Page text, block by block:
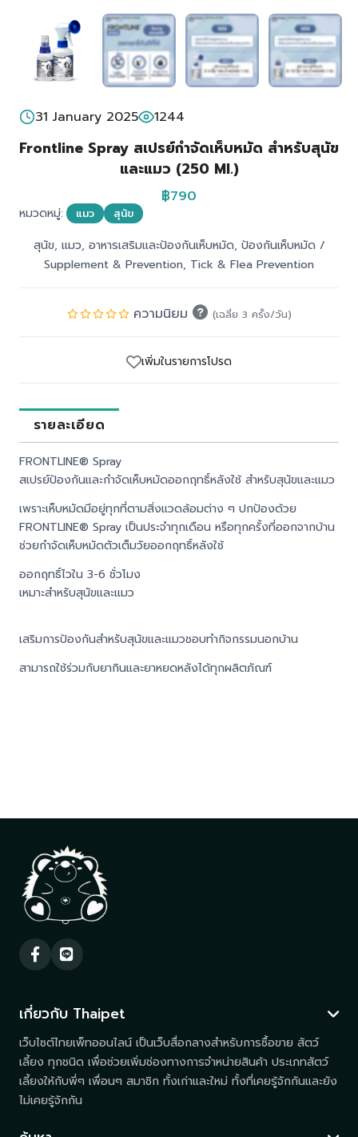
31 January 2025 1244
Frontline Spray สเปรย์กำจัดเห็บหมัด สำหรับสุนัข
และแมว (250 Ml.)
฿790
หมวดหมู่: แมว สุนัข
สุนัข, แมว, อาหารเสริมและป้องกันเห็บหมัด, ป้องกันเห็บหมัด /
Supplement & Prevention, Tick & Flea Prevention
ความนิยม (เฉลี่ย 3 ครั้ง/วัน)
เพิ่มในรายการโปรด
รายละเอียด
FRONTLINE® Spray
สเปรย์ป้องกันและกำจัดเห็บหมัดออกฤทธิ์หลังใช้ สำหรับสุนัขและแมว
เพราะเห็บหมัดมีอยู่ทุกที่ตามสิ่งแวดล้อมต่าง ๆ ปกป้องด้วย
FRONTLINE® Spray เป็นประจำทุกเดือน หรือทุกครั้งที่ออกจากบ้าน
ช่วยกำจัดเห็บหมัดตัวเต็มวัยออกฤทธิ์หลังใช้
ออกฤทธิ์ไวใน 3-6 ชั่วโมง
เหมาะสำหรับสุนัขและแมว
เสริมการป้องกันสำหรับสุนัขและแมวชอบทำกิจกรรมนอกบ้าน
สามารถใช้ร่วมกับยากินและยาหยดหลังได้ทุกผลิตภัณฑ์
เกี่ยวกับ Thaipet
เว็บไซต์ไทยเพ็ทออนไลน์ เป็นเว็บสื่อกลางสำหรับการซื้อขาย สัตว์
เลี้ยง ทุกชนิด เพื่อช่วยเพิ่มช่องทางการจำหน่ายสินค้า ประเภทสัตว์
เลี้ยงให้กับพี่ๆ เพื่อนๆ สมาชิก ทั้งเก่าและใหม่ ทั้งที่เคยรู้จักกันและยัง
ไม่เคยรู้จักกัน